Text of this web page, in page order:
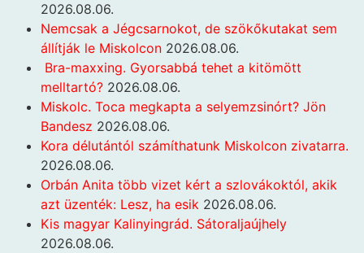
2026.08.06.
Nemcsak a Jégcsarnokot, de szökőkutakat sem
állítják le Miskolcon 2026.08.06.
Bra-maxxing. Gyorsabbá tehet a kitömött
melltartó? 2026.08.06.
Miskolc. Toca megkapta a selyemzsinórt? Jön
Bandesz 2026.08.06.
Kora délutántól számíthatunk Miskolcon zivatarra.
2026.08.06.
Orbán Anita több vizet kért a szlovákoktól, akik
azt üzenték: Lesz, ha esik 2026.08.06.
Kis magyar Kalinyingrád. Sátoraljaújhely
2026.08.06.